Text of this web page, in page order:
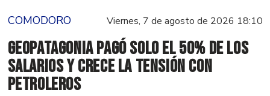
COMODORO Viernes, 7 de agosto de 2026 18:10
GeoPatagonia pagó solo el 50% de los
salarios y crece la tensión con
Petroleros